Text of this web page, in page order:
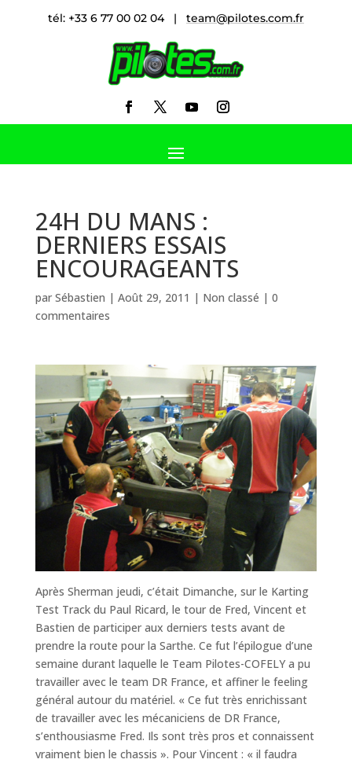
tél: +33 6 77 00 02 04 | team@pilotes.com.fr
24H DU MANS :
DERNIERS ESSAIS
ENCOURAGEANTS
par Sébastien | Août 29, 2011 | Non classé | 0
commentaires
Après Sherman jeudi, c’était Dimanche, sur le Karting
Test Track du Paul Ricard, le tour de Fred, Vincent et
Bastien de participer aux derniers tests avant de
prendre la route pour la Sarthe. Ce fut l’épilogue d’une
semaine durant laquelle le Team Pilotes-COFELY a pu
travailler avec le team DR France, et affiner le feeling
général autour du matériel. « Ce fut très enrichissant
de travailler avec les mécaniciens de DR France,
s’enthousiasme Fred. Ils sont très pros et connaissent
vraiment bien le chassis ». Pour Vincent : « il faudra